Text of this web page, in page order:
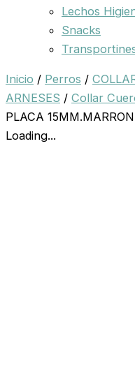
Lechos
Snacks
Inicio / Perros /
ARNESES / Collar
PLACA 15MM.MARRON
Loading...